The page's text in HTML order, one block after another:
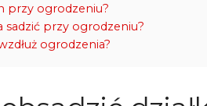
przy ogrodzeniu?
sadzić przy ogrodzeniu?
ogrodzenia?